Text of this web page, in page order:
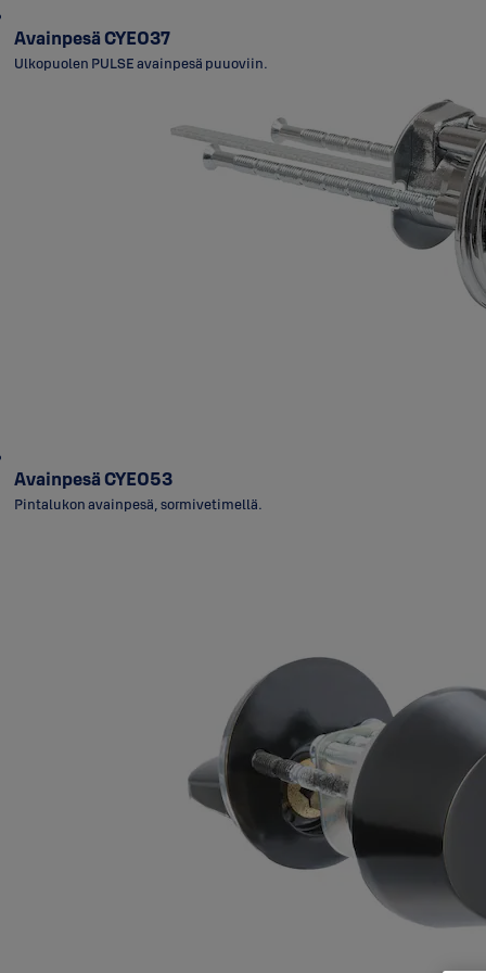
Avainpesä CYE037
Ulkopuolen PULSE avainpesä puuoviin.
Avainpesä CYE053
Pintalukon avainpesä, sormivetimellä.